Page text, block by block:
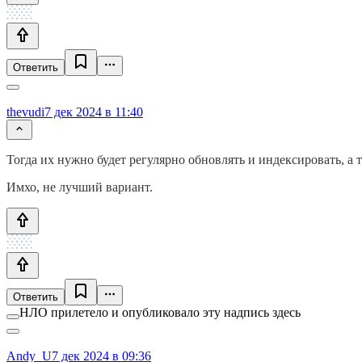
Ответить
thevudi7 дек 2024 в 11:40
Тогда их нужно будет регулярно обновлять и индексировать, а
Имхо, не лучший вариант.
Ответить
НЛО прилетело и опубликовало эту надпись здесь
Andy_U7 дек 2024 в 09:36